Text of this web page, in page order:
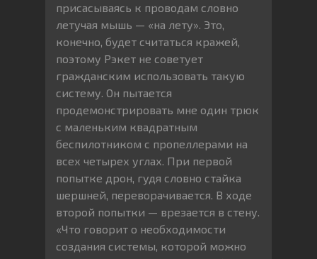
присасываясь к проводам словно
летучая мышь — «на лету». Это,
конечно, будет считаться кражей,
поэтому Рэкет не советует
гражданским использовать такую
систему. Он пытается
продемонстрировать мне один трюк
с маленьким квадратным
беспилотником с пропеллерами на
всех четырех углах. При первой
попытке дрон, гудя словно стайка
шершней, переворачивается. В ходе
второй попытки — врезается в стену.
«Что говорит о необходимости
создания системы, которой можно